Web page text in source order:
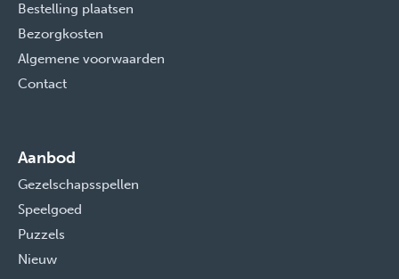
Bestelling plaatsen
Bezorgkosten
Algemene voorwaarden
Contact
Aanbod
Gezelschapsspellen
Speelgoed
Puzzels
Nieuw